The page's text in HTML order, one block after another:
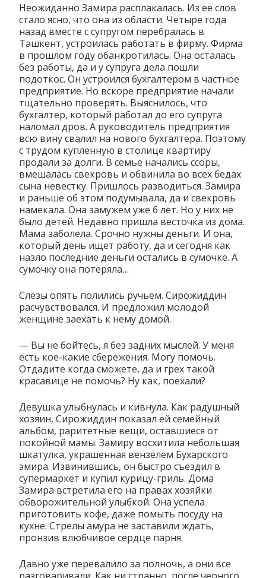
Неожиданно Замира расплакалась. Из ее слов
стало ясно, что она из области. Четыре года
назад вместе с супругом перебралась в
Ташкент, устроилась работать в фирму. Фирма
в прошлом году обанкротилась. Она осталась
без работы, да и у супруга дела пошли
подоткос. Он устроился бухгалтером в частное
предприятие. Но вскоре предприятие начали
тщательно проверять. Выяснилось, что
бухгалтер, который работал до его супруга
наломал дров. А руководитель предприятия
всю вину свалил на нового бухгалтера. Поэтому
с трудом купленную в столице квартиру
продали за долги. В семье начались ссоры,
вмешалась свекровь и обвинила во всех бедах
сына невестку. Пришлось разводиться. Замира
и раньше об этом подумывала, да и свекровь
намекала. Она замужем уже 6 лет. Но у них не
было детей. Недавно пришла весточка из дома.
Мама заболела. Срочно нужны деньги. И она,
который день ищет работу, да и сегодня как
назло последние деньги остались в сумочке. А
сумочку она потеряла…
Слёзы опять полились ручьем. Сирожиддин
расчувствовался. И предложил молодой
женщине заехать к нему домой.
— Вы не бойтесь, я без задних мыслей. У меня
есть кое-какие сбережения. Могу помочь.
Отдадите когда сможете, да и грех такой
красавице не помочь? Ну как, поехали?
Девушка улыбнулась и кивнула. Как радушный
хозяин, Сирожиддин показал ей семейный
альбом, раритетные вещи, оставшиеся от
покойной мамы. Замиру восхитила небольшая
шкатулка, украшенная вензелем Бухарского
эмира. Извинившись, он быстро съездил в
супермаркет и купил курицу-гриль. Дома
Замира встретила его на правах хозяйки
обворожительной улыбкой. Она успела
приготовить кофе, даже помыть посуду на
кухне. Стрелы амура не заставили ждать,
пронзив влюбчивое сердце парня.
Давно уже перевалило за полночь, а они все